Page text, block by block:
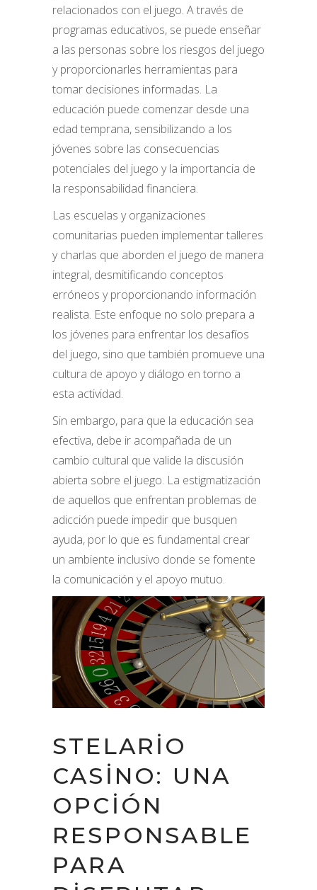
relacionados con el juego. A través de
programas educativos, se puede enseñar
a las personas sobre los riesgos del juego
y proporcionarles herramientas para
tomar decisiones informadas. La
educación puede comenzar desde una
edad temprana, sensibilizando a los
jóvenes sobre las consecuencias
potenciales del juego y la importancia de
la responsabilidad financiera.
Las escuelas y organizaciones
comunitarias pueden implementar talleres
y charlas que aborden el juego de manera
integral, desmitificando conceptos
erróneos y proporcionando información
realista. Este enfoque no solo prepara a
los jóvenes para enfrentar los desafíos
del juego, sino que también promueve una
cultura de apoyo y diálogo en torno a
esta actividad.
Sin embargo, para que la educación sea
efectiva, debe ir acompañada de un
cambio cultural que valide la discusión
abierta sobre el juego. La estigmatización
de aquellos que enfrentan problemas de
adicción puede impedir que busquen
ayuda, por lo que es fundamental crear
un ambiente inclusivo donde se fomente
la comunicación y el apoyo mutuo.
STELARIO
CASINO: UNA
OPCIÓN
RESPONSABLE
PARA